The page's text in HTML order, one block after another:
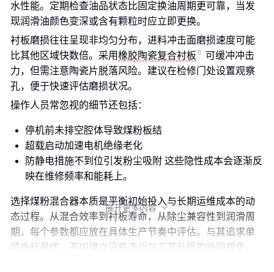
水性能。定期检查油品状态比固定换油周期更可靠，当发
现润滑油颜色变深或含有颗粒时应立即更换。
衬板磨损往往呈现非均匀分布，进料冲击面磨损速度可能
比其他区域快数倍。采用橡胶陶瓷复合衬板
可缓冲冲击
力，但需注意陶瓷片脱落风险。建议在检修门处设置观察
孔，便于快速评估磨损状况。
操作人员常忽视的细节还包括：
停机前未排空腔体导致煤粉板结
超载启动加速电机绝缘老化
防静电措施不到位引发粉尘吸附 这些隐性成本会逐渐反
映在维修频率和能耗上。
选择煤粉混合器本质是平衡初始投入与长期运维成本的动
态过程。从混合效率到衬板寿命，从除尘兼容性到润滑周
期，每个参数都应放在具体生产节奏中评估。与其追求单
项指标最优，不如建立设备迭代与工艺升级的协同视角，
展开更多内容 